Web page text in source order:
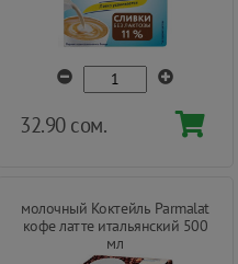
32.90 сом.
молочный Коктейль Parmalat
кофе латте итальянский 500
мл